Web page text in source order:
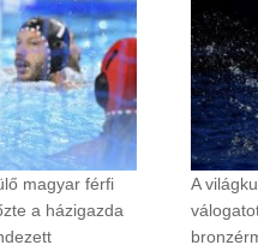
magyar férfi
a házigazda
A